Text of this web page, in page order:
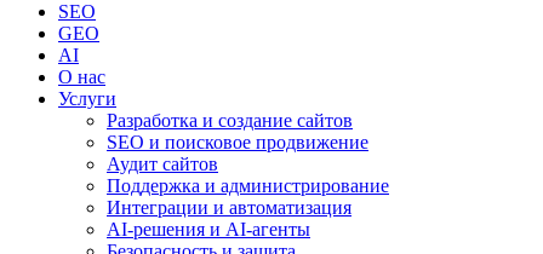
SEO
GEO
AI
О нас
Услуги
Разработка и создание сайтов
SEO и поисковое продвижение
Аудит сайтов
Поддержка и администрирование
Интеграции и автоматизация
AI-решения и AI-агенты